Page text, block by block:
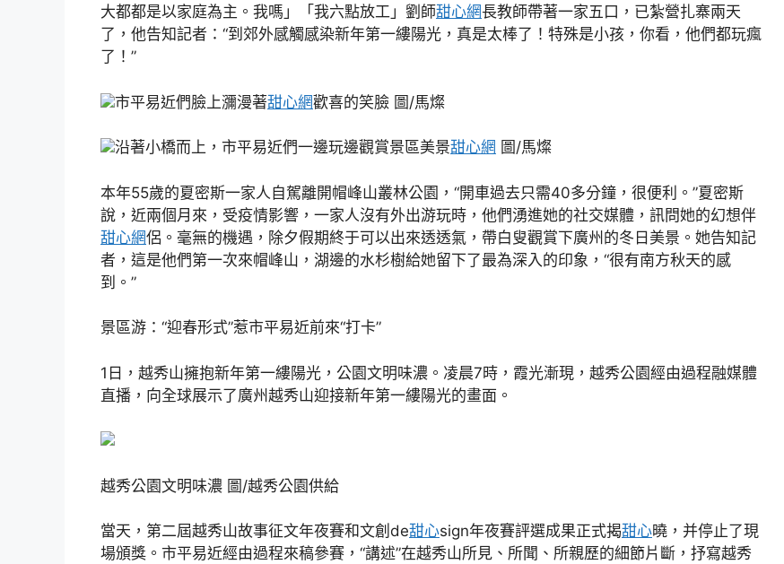
大都都是以家庭為主。我嗎」「我六點放工」劉師甜心網長教師帶著一家五口，已紮營扎寨兩天
了，他告知記者：“到郊外感觸感染新年第一縷陽光，真是太棒了！特殊是小孩，你看，他們都玩瘋
了！”
市平易近們臉上瀰漫著甜心網歡喜的笑臉 圖/馬燦
沿著小橋而上，市平易近們一邊玩邊觀賞景區美景甜心網 圖/馬燦
本年55歲的夏密斯一家人自駕離開帽峰山叢林公園，“開車過去只需40多分鐘，很便利。”夏密斯
說，近兩個月來，受疫情影響，一家人沒有外出游玩時，他們湧進她的社交媒體，訊問她的幻想伴
甜心網侶。毫無的機遇，除夕假期終于可以出來透透氣，帶白叟觀賞下廣州的冬日美景。她告知記
者，這是他們第一次來帽峰山，湖邊的水杉樹給她留下了最為深入的印象，“很有南方秋天的感
到。”
景區游：“迎春形式”惹市平易近前來“打卡”
1日，越秀山擁抱新年第一縷陽光，公園文明味濃。凌晨7時，霞光漸現，越秀公園經由過程融媒體
直播，向全球展示了廣州越秀山迎接新年第一縷陽光的畫面。
越秀公園文明味濃 圖/越秀公園供給
當天，第二屆越秀山故事征文年夜賽和文創de甜心sign年夜賽評選成果正式揭甜心曉，并停止了現
場頒獎。市平易近經由過程來稿參賽，“講述”在越秀山所見、所聞、所親歷的細節片斷，抒寫越秀